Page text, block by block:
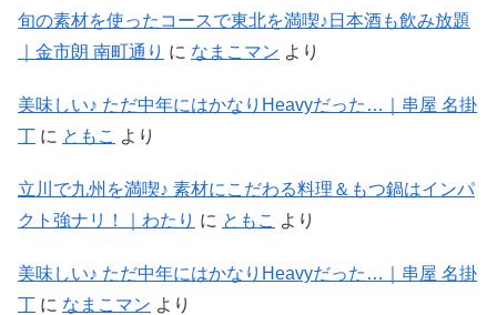
旬の素材を使ったコースで東北を満喫♪日本酒も飲み放題
｜金市朗 南町通り に なまこマン より
美味しい♪ ただ中年にはかなりHeavyだった…｜串屋 名掛
丁 に ともこ より
立川で九州を満喫♪ 素材にこだわる料理＆もつ鍋はインパ
クト強ナリ！｜わたり に ともこ より
美味しい♪ ただ中年にはかなりHeavyだった…｜串屋 名掛
丁 に なまこマン より